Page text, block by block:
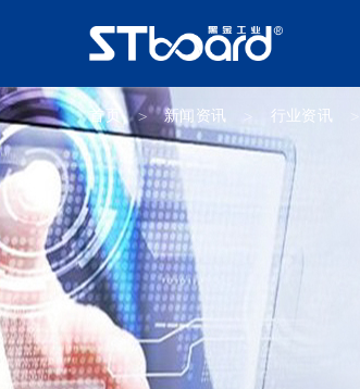
首页 新闻资讯 行业资讯